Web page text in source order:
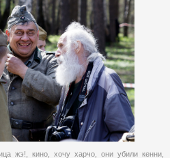
жэ! кино хочу харчо они убили кенни